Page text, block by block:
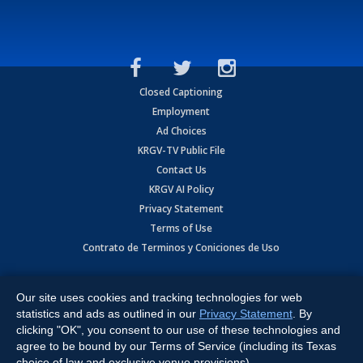
Closed Captioning
Employment
Ad Choices
KRGV-TV Public File
Contact Us
KRGV AI Policy
Privacy Statement
Terms of Use
Contrato de Terminos y Coniciones de Uso
Expressway, Weslaco, TX 78596.
All Rights Reserved. Powered by:Ruby Shore Software
Our site uses cookies and tracking technologies for web
statistics and ads as outlined in our Privacy Statement . By
clicking "OK", you consent to our use of these technologies and
agree to be bound by our Terms of Service (including its Texas